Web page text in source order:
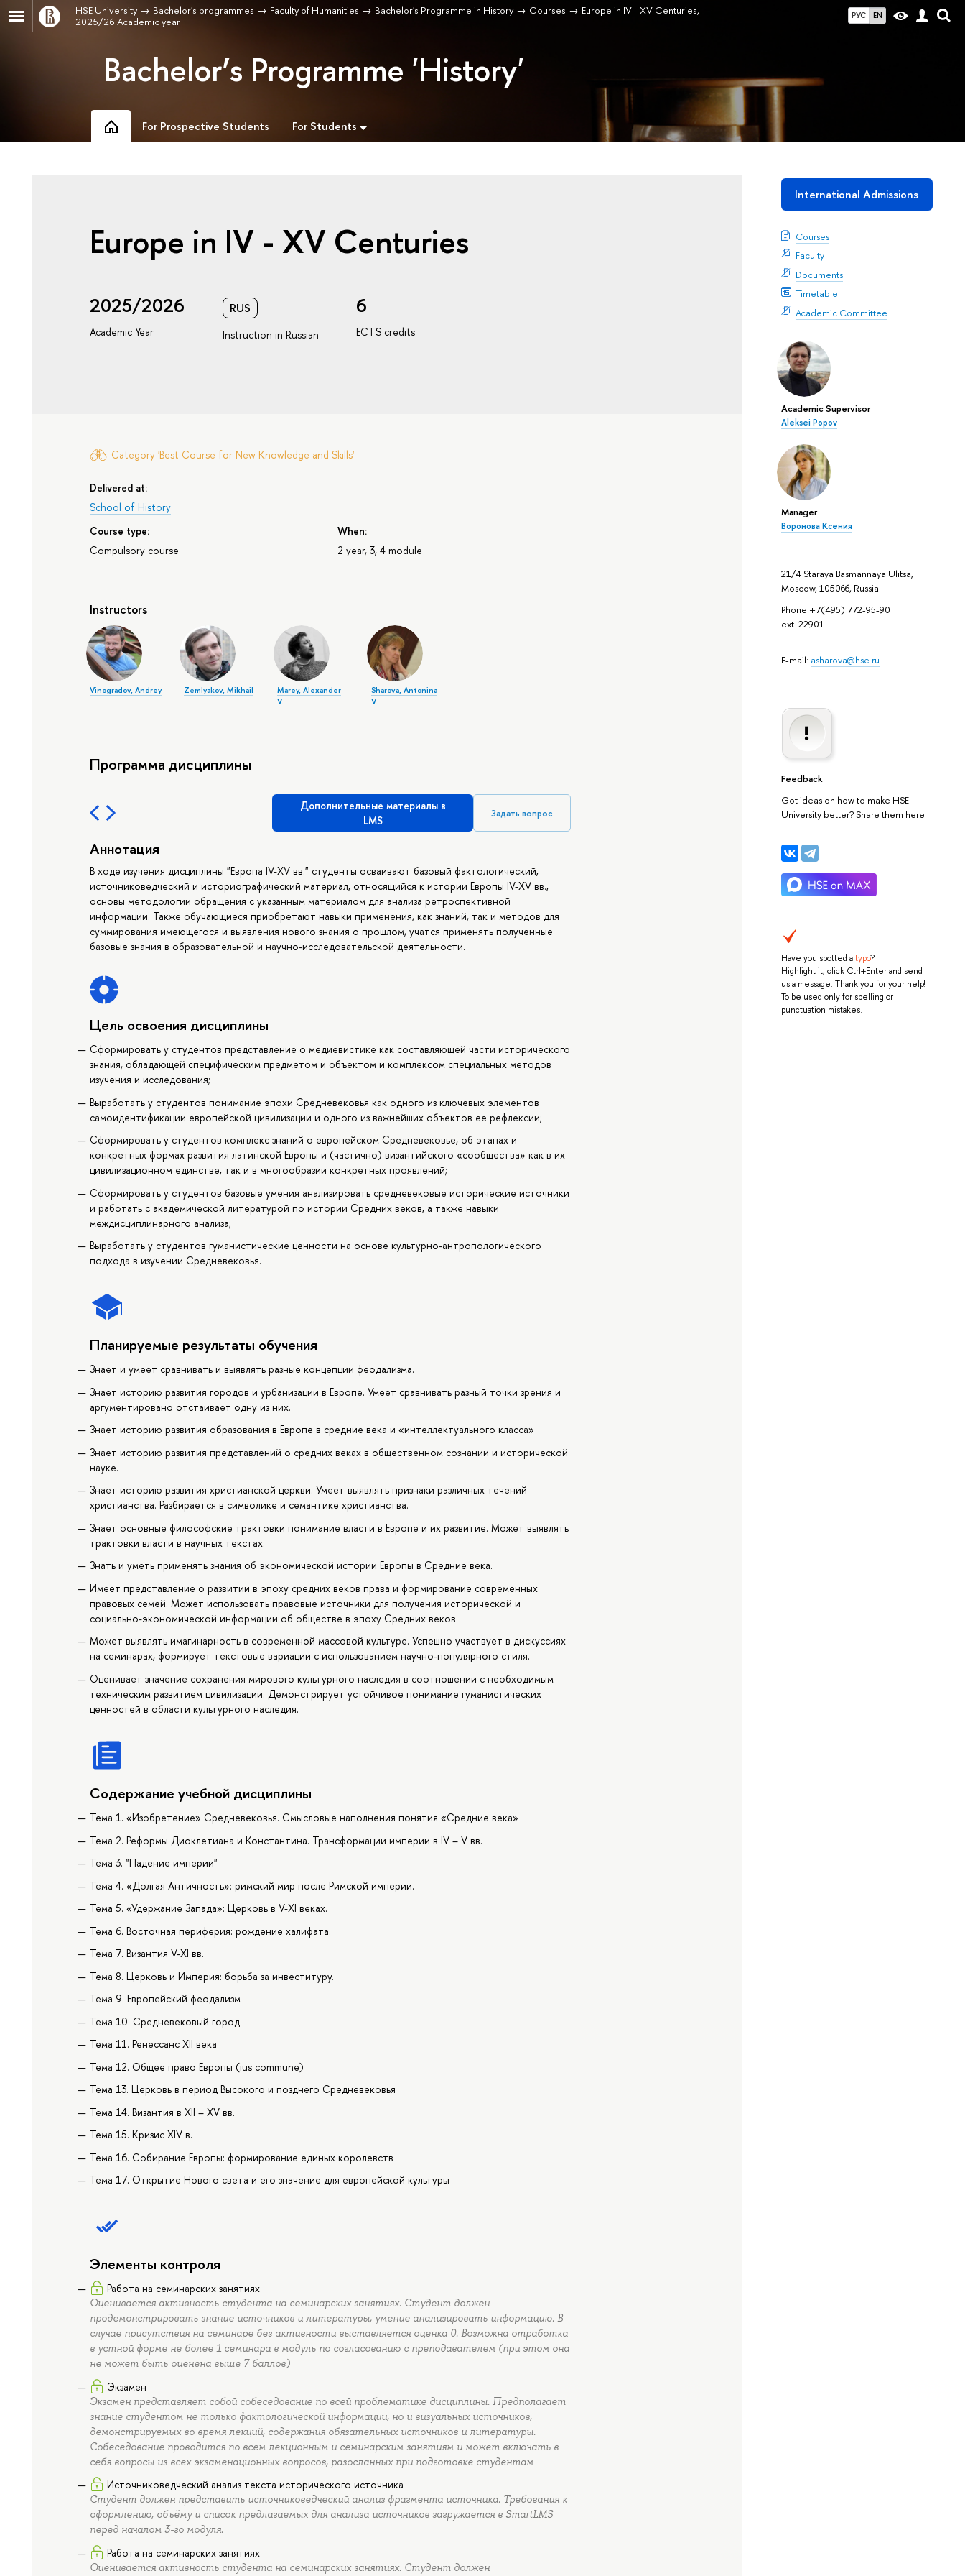
РУС EN
HSE University Bachelor's programmes Faculty of Humanities Bachelor's Programme in History Courses
Europe in IV - XV Сenturies,
2025/26 Academic year
Bachelor’s Programme 'History'
For Prospective Students For Students
International Admissions
Courses
Faculty
Documents
Timetable
Academic Committee
Academic Supervisor
Aleksei Popov
Manager
Воронова Ксения
21/4 Staraya Basmannaya Ulitsa,
Moscow, 105066, Russia
Phone:+7(495) 772-95-90
ext. 22901
E-mail: asharova@hse.ru
Feedback
Got ideas on how to make HSE
University better? Share them here.
Have you spotted atypo?
Highlight it, click Ctrl+Enter and send
us a message. Thank you for your help!
To be used only for spelling or
punctuation mistakes.
Europe in IV - XV Сenturies
2025/2026
Academic Year
RUS
Instruction in Russian
6
ECTS credits
Category 'Best Course for New Knowledge and Skills'
Delivered at:
School of History
Course type:
Compulsory course
When:
2 year, 3, 4 module
Instructors
Vinogradov, Andrey Zemlyakov, Mikhail
Marey, Alexander
V.
Sharova, Antonina
V.
Программа дисциплины
Дополнительные материалы в
LMS
Задать вопрос
Аннотация
В ходе изучения дисциплины "Европа IV-XV вв." студенты осваивают базовый фактологический,
источниковедческий и историографический материал, относящийся к истории Европы IV-XV вв.,
основы методологии обращения с указанным материалом для анализа ретроспективной
информации. Также обучающиеся приобретают навыки применения, как знаний, так и методов для
суммирования имеющегося и выявления нового знания о прошлом, учатся применять полученные
базовые знания в образовательной и научно-исследовательской деятельности.
Цель освоения дисциплины
Сформировать у студентов представление о медиевистике как составляющей части исторического
знания, обладающей специфическим предметом и объектом и комплексом специальных методов
изучения и исследования;
Выработать у студентов понимание эпохи Средневековья как одного из ключевых элементов
самоидентификации европейской цивилизации и одного из важнейших объектов ее рефлексии;
Сформировать у студентов комплекс знаний о европейском Средневековье, об этапах и
конкретных формах развития латинской Европы и (частично) византийского «сообщества» как в их
цивилизационном единстве, так и в многообразии конкретных проявлений;
Сформировать у студентов базовые умения анализировать средневековые исторические источники
и работать с академической литературой по истории Средних веков, а также навыки
междисциплинарного анализа;
Выработать у студентов гуманистические ценности на основе культурно-антропологического
подхода в изучении Средневековья.
Планируемые результаты обучения
Знает и умеет сравнивать и выявлять разные концепции феодализма.
Знает историю развития городов и урбанизации в Европе. Умеет сравнивать разный точки зрения и
аргументировано отстаивает одну из них.
Знает историю развития образования в Европе в средние века и «интеллектуального класса»
Знает историю развития представлений о средних веках в общественном сознании и исторической
науке.
Знает историю развития христианской церкви. Умеет выявлять признаки различных течений
христианства. Разбирается в символике и семантике христианства.
Знает основные философские трактовки понимание власти в Европе и их развитие. Может выявлять
трактовки власти в научных текстах.
Знать и уметь применять знания об экономической истории Европы в Средние века.
Имеет представление о развитии в эпоху средних веков права и формирование современных
правовых семей. Может использовать правовые источники для получения исторической и
социально-экономической информации об обществе в эпоху Средних веков
Может выявлять имагинарность в современной массовой культуре. Успешно участвует в дискуссиях
на семинарах, формирует текстовые вариации с использованием научно-популярного стиля.
Оценивает значение сохранения мирового культурного наследия в соотношении с необходимым
техническим развитием цивилизации. Демонстрирует устойчивое понимание гуманистических
ценностей в области культурного наследия.
Содержание учебной дисциплины
Тема 1. «Изобретение» Средневековья. Смысловые наполнения понятия «Средние века»
Тема 2. Реформы Диоклетиана и Константина. Трансформации империи в IV – V вв.
Тема 3. "Падение империи"
Тема 4. «Долгая Античность»: римский мир после Римской империи.
Тема 5. «Удержание Запада»: Церковь в V-XI веках.
Тема 6. Восточная периферия: рождение халифата.
Тема 7. Византия V-XI вв.
Тема 8. Церковь и Империя: борьба за инвеституру.
Тема 9. Европейский феодализм
Тема 10. Средневековый город
Тема 11. Ренессанс XII века
Тема 12. Общее право Европы (ius commune)
Тема 13. Церковь в период Высокого и позднего Средневековья
Тема 14. Византия в XII – XV вв.
Тема 15. Кризис XIV в.
Тема 16. Собирание Европы: формирование единых королевств
Тема 17. Открытие Нового света и его значение для европейской культуры
Элементы контроля
Работа на семинарских занятиях
Оценивается активность студента на семинарских занятиях. Студент должен
продемонстрировать знание источников и литературы, умение анализировать информацию. В
случае присутствия на семинаре без активности выставляется оценка 0. Возможна отработка
в устной форме не более 1 семинара в модуль по согласованию с преподавателем (при этом она
не может быть оценена выше 7 баллов)
Экзамен
Экзамен представляет собой собеседование по всей проблематике дисциплины. Предполагает
знание студентом не только фактологической информации, но и визуальных источников,
демонстрируемых во время лекций, содержания обязательных источников и литературы.
Собеседование проводится по всем лекционным и семинарским занятиям и может включать в
себя вопросы из всех экзаменационных вопросов, разосланных при подготовке студентам
Источниковедческий анализ текста исторического источника
Студент должен представить источниковедческий анализ фрагмента источника. Требования к
оформлению, объёму и список предлагаемых для анализа источников загружается в SmartLMS
перед началом 3-го модуля.
Работа на семинарских занятиях
Оценивается активность студента на семинарских занятиях. Студент должен